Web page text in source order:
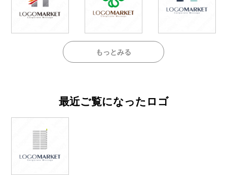
もっとみる
最近ご覧になったロゴ